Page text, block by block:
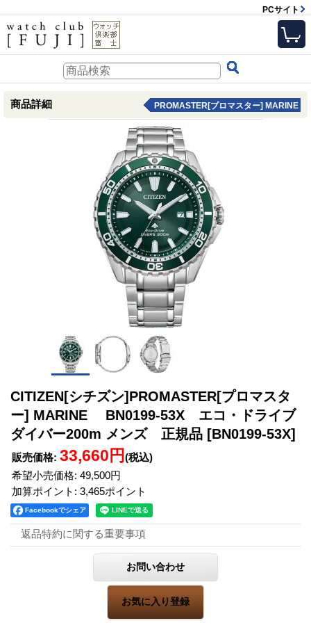
PCサイト
商品詳細 PROMASTER[プロマスター] MARINE
CITIZEN[シチズン]PROMASTER[プロマスタ
ー] MARINE BN0199-53X エコ・ドライブ
ダイバー200m メンズ 正規品 [BN0199-53X]
販売価格: 33,660円 (税込)
希望小売価格: 49,500円
加算ポイント: 3,465ポイント
Facebookでシェア
返品特約に関する重要事項